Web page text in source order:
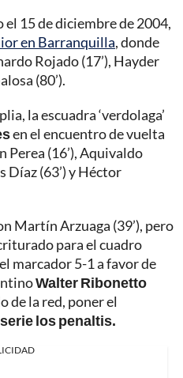
15 de diciembre de 2004,
en Barranquilla, donde
Rojado (17’), Hayder
(80’).
la escuadra ‘verdolaga’
en el encuentro de vuelta
Perea (16’), Aquivaldo
Díaz (63’) y Héctor
Martín Arzuaga (39’), pero
para el cuadro
marcador 5-1 a favor de
Walter Ribonetto
de la red, poner el
los penaltis.